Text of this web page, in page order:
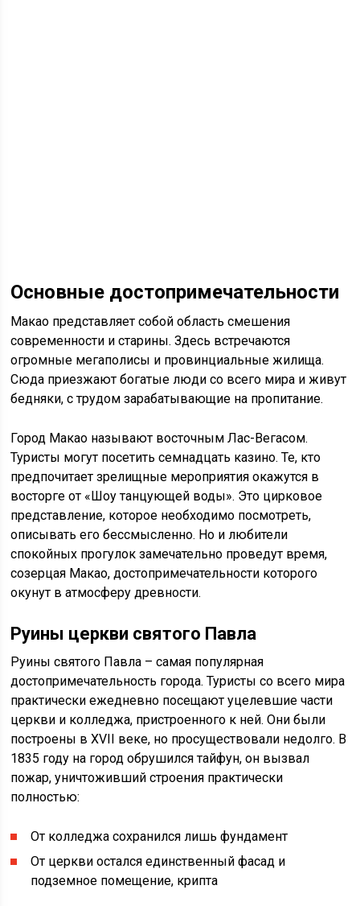
Основные достопримечательности
Макао представляет собой область смешения
современности и старины. Здесь встречаются
огромные мегаполисы и провинциальные жилища.
Сюда приезжают богатые люди со всего мира и живут
бедняки, с трудом зарабатывающие на пропитание.
Город Макао называют восточным Лас-Вегасом.
Туристы могут посетить семнадцать казино. Те, кто
предпочитает зрелищные мероприятия окажутся в
восторге от «Шоу танцующей воды». Это цирковое
представление, которое необходимо посмотреть,
описывать его бессмысленно. Но и любители
спокойных прогулок замечательно проведут время,
созерцая Макао, достопримечательности которого
окунут в атмосферу древности.
Руины церкви святого Павла
Руины святого Павла – самая популярная
достопримечательность города. Туристы со всего мира
практически ежедневно посещают уцелевшие части
церкви и колледжа, пристроенного к ней. Они были
построены в XVII веке, но просуществовали недолго. В
1835 году на город обрушился тайфун, он вызвал
пожар, уничтоживший строения практически
полностью:
От колледжа сохранился лишь фундамент
От церкви остался единственный фасад и
подземное помещение, крипта